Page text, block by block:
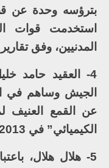
استخدمت قوات
المدنيين، وفق
4- العقيد حامد
الجيش وساهم في
عن القمع العنيف
الكيميائي” في 2013.
5- هلال هلال،